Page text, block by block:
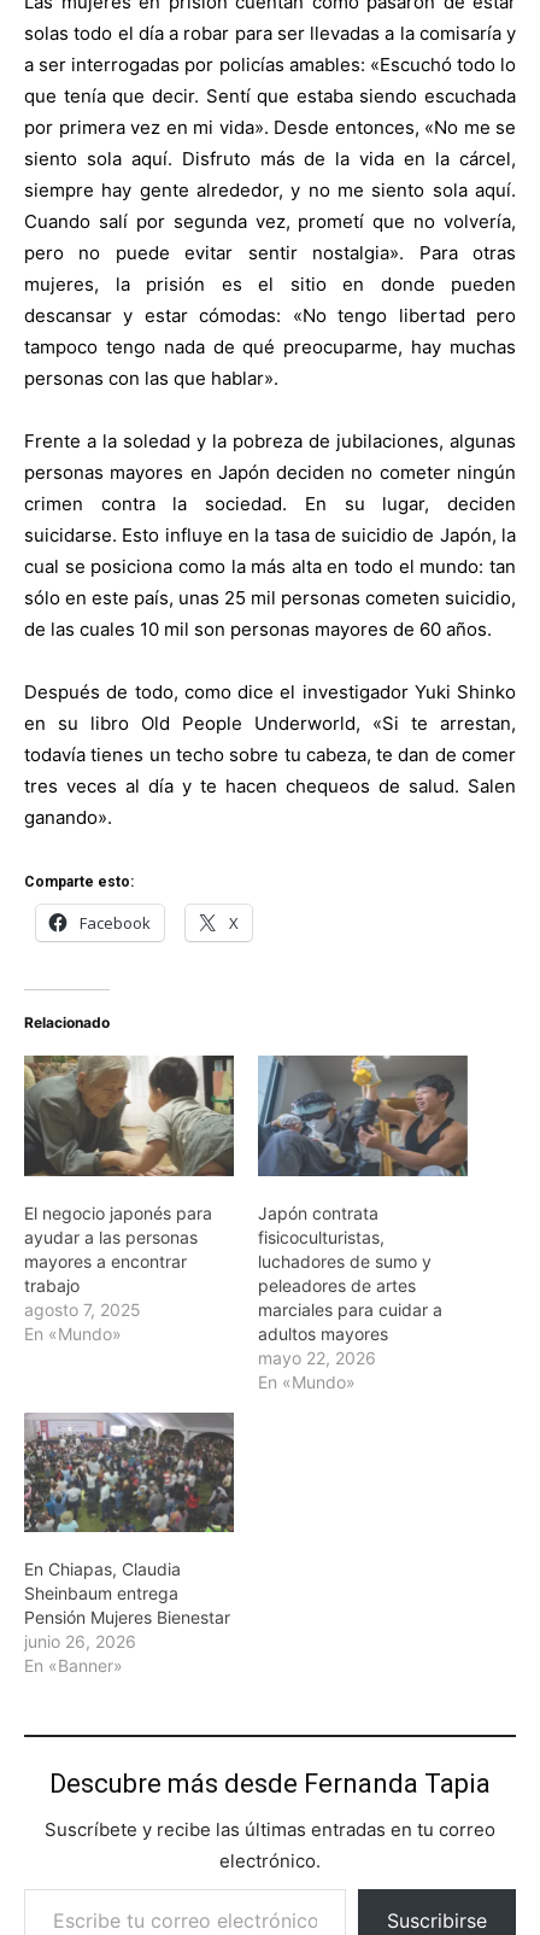
solas todo el día a robar para ser llevadas a la comisaría y
a ser interrogadas por policías amables: «Escuchó todo lo
que tenía que decir. Sentí que estaba siendo escuchada
por primera vez en mi vida». Desde entonces, «No me se
siento sola aquí. Disfruto más de la vida en la cárcel,
siempre hay gente alrededor, y no me siento sola aquí.
Cuando salí por segunda vez, prometí que no volvería,
pero no puede evitar sentir nostalgia». Para otras
mujeres, la prisión es el sitio en donde pueden
descansar y estar cómodas: «No tengo libertad pero
tampoco tengo nada de qué preocuparme, hay muchas
personas con las que hablar».
Frente a la soledad y la pobreza de jubilaciones, algunas
personas mayores en Japón deciden no cometer ningún
crimen contra la sociedad. En su lugar, deciden
suicidarse. Esto influye en la tasa de suicidio de Japón, la
cual se posiciona como la más alta en todo el mundo: tan
sólo en este país, unas 25 mil personas cometen suicidio,
de las cuales 10 mil son personas mayores de 60 años.
Después de todo, como dice el investigador Yuki Shinko
en su libro Old People Underworld, «Si te arrestan,
todavía tienes un techo sobre tu cabeza, te dan de comer
tres veces al día y te hacen chequeos de salud. Salen
ganando».
Comparte esto:
Facebook X
Relacionado
El negocio japonés para
ayudar a las personas
mayores a encontrar
trabajo
agosto 7, 2025
En «Mundo»
Japón contrata
fisicoculturistas,
luchadores de sumo y
peleadores de artes
marciales para cuidar a
adultos mayores
mayo 22, 2026
En «Mundo»
En Chiapas, Claudia
Sheinbaum entrega
Pensión Mujeres Bienestar
junio 26, 2026
En «Banner»
Descubre más desde Fernanda Tapia
Suscríbete y recibe las últimas entradas en tu correo
electrónico.
Escribe tu correo electrónico…
Suscribirse